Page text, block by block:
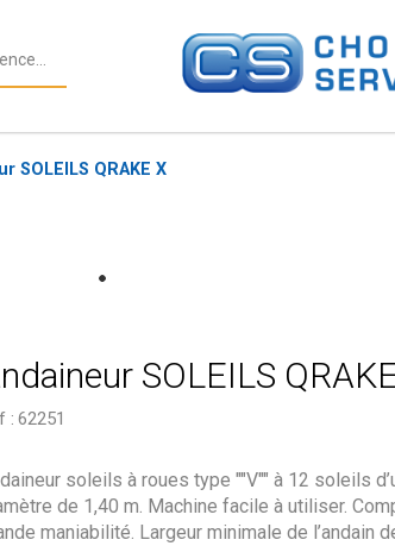
SOLEILS QRAKE X
SOLEILS
: 62251
soleils à roues type ""V"" à 12 soleils
de 1,40 m. Machine facile à utiliser.
maniabilité. Largeur minimale de l’andain